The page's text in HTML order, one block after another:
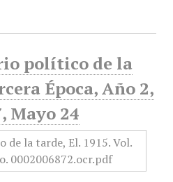
político de la
Época, Año 2,
Mayo 24